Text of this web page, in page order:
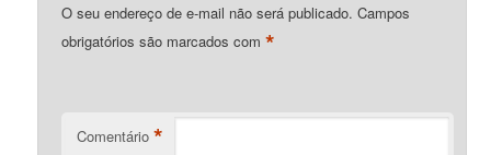
O seu endereço de e-mail não será publicado. Campos
obrigatórios são marcados com*
Comentário *